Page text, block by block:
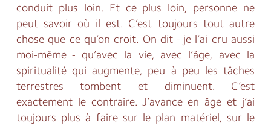
conduit plus loin. Et ce plus loin, personne ne
peut savoir où il est. C’est toujours tout autre
chose que ce qu’on croit. On dit - je l’ai cru aussi
moi-même - qu’avec la vie, avec l’âge, avec la
spiritualité qui augmente, peu à peu les tâches
terrestres tombent et diminuent. C’est
exactement le contraire. J’avance en âge et j’ai
toujours plus à faire sur le plan matériel, sur le